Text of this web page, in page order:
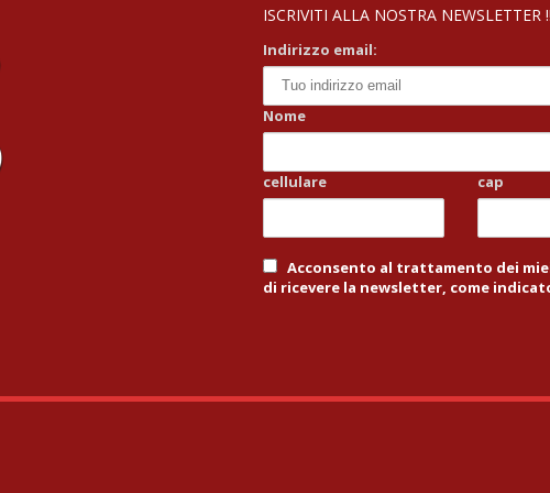
ISCRIVITI ALLA NOSTRA NEWSLETTER
Indirizzo email:
Nome
cellulare cap
Acconsento al trattamento dei
di ricevere la newsletter, come